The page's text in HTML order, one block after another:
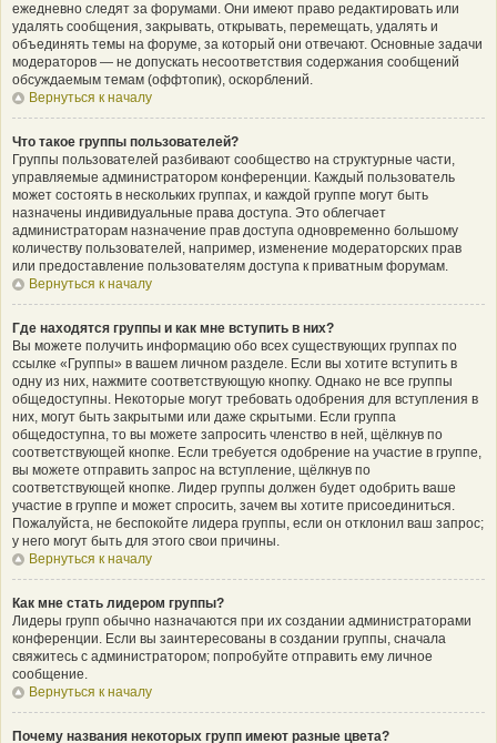
ежедневно следят за форумами. Они имеют право редактировать или
удалять сообщения, закрывать, открывать, перемещать, удалять и
объединять темы на форуме, за который они отвечают. Основные задачи
модераторов — не допускать несоответствия содержания сообщений
обсуждаемым темам (оффтопик), оскорблений.
Вернуться к началу
Что такое группы пользователей?
Группы пользователей разбивают сообщество на структурные части,
управляемые администратором конференции. Каждый пользователь
может состоять в нескольких группах, и каждой группе могут быть
назначены индивидуальные права доступа. Это облегчает
администраторам назначение прав доступа одновременно большому
количеству пользователей, например, изменение модераторских прав
или предоставление пользователям доступа к приватным форумам.
Вернуться к началу
Где находятся группы и как мне вступить в них?
Вы можете получить информацию обо всех существующих группах по
ссылке «Группы» в вашем личном разделе. Если вы хотите вступить в
одну из них, нажмите соответствующую кнопку. Однако не все группы
общедоступны. Некоторые могут требовать одобрения для вступления в
них, могут быть закрытыми или даже скрытыми. Если группа
общедоступна, то вы можете запросить членство в ней, щёлкнув по
соответствующей кнопке. Если требуется одобрение на участие в группе,
вы можете отправить запрос на вступление, щёлкнув по
соответствующей кнопке. Лидер группы должен будет одобрить ваше
участие в группе и может спросить, зачем вы хотите присоединиться.
Пожалуйста, не беспокойте лидера группы, если он отклонил ваш запрос;
у него могут быть для этого свои причины.
Вернуться к началу
Как мне стать лидером группы?
Лидеры групп обычно назначаются при их создании администраторами
конференции. Если вы заинтересованы в создании группы, сначала
свяжитесь с администратором; попробуйте отправить ему личное
сообщение.
Вернуться к началу
Почему названия некоторых групп имеют разные цвета?